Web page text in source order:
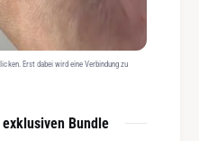
Erst dabei wird eine Verbindung zu
Bundle